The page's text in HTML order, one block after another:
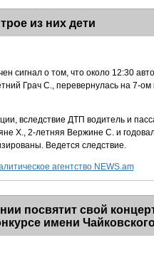
из них дети
сигнал о том, что около 12:30
Грач С., перевернулась на 7-ом
вследствие ДТП водитель и
Х., 2-летняя Вержине С. и
Ведется следствие.
агентство NEWS.am
посвятит свой
имени